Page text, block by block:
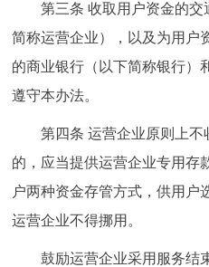
第三条 收取用户资金的交
简称运营企业），以及为用户
的商业银行（以下简称银行）
遵守本办法。
第四条 运营企业原则上不
的，应当提供运营企业专用存
户两种资金存管方式，供用户
运营企业不得挪用。
鼓励运营企业采用服务结